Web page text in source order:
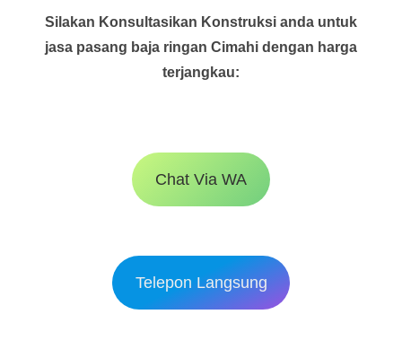
Silakan Konsultasikan Konstruksi anda untuk
jasa pasang baja ringan Cimahi dengan harga
terjangkau:
Chat Via WA
Telepon Langsung